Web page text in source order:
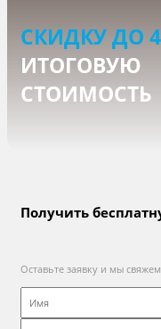
СКИДКУ ДО
ИТОГОВУЮ
СТОИМОСТЬ
Получить
Оставьте заявку и мы